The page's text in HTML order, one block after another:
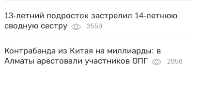
13-летний подросток застрелил 14-летнюю
сводную сестру
3559
Контрабанда из Китая на миллиарды: в
Алматы арестовали участников ОПГ
2858